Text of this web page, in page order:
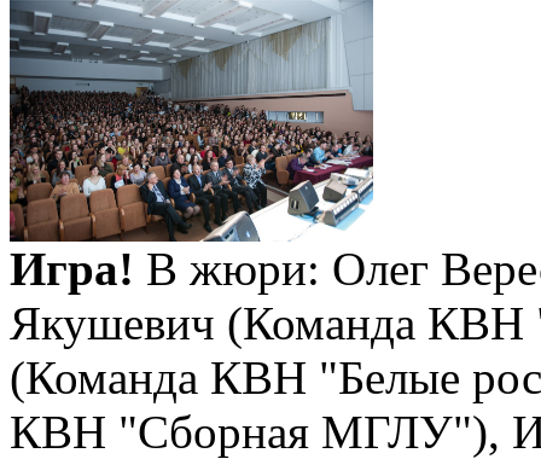
Игра! В жюри: Олег
Якушевич (Команда КВН
(Команда КВН "Белые
КВН "Сборная МГЛУ"),